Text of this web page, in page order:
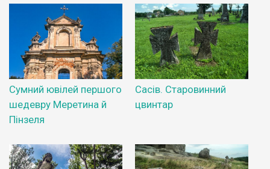
Сумний ювілей першого
шедевру Меретина й
Пінзеля
Сасів. Старовинний
цвинтар